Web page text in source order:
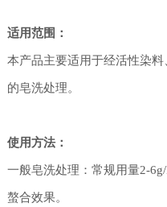
适用范围：
本产品主要适用于经活性染
的皂洗处理。
使用方法：
一般皂洗处理：常规用量2-
螯合效果。